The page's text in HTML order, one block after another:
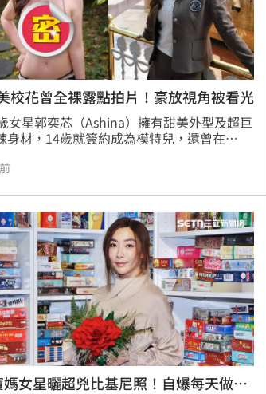
校花曾全裸露點拍片！豪放視角被看光
女星郭奕芯（Ashina）擁有甜美外型及超巨
身材，14歲就簽約成為模特兒，還曾在
，她也不吝嗇分享好身材，20歲就曾大膽演
，近日她分享一組超兇內衣辣照，讓粉絲們
鼻血直噴驚呼連連！
媽女星曬超兇比基尼照！自爆每天做1